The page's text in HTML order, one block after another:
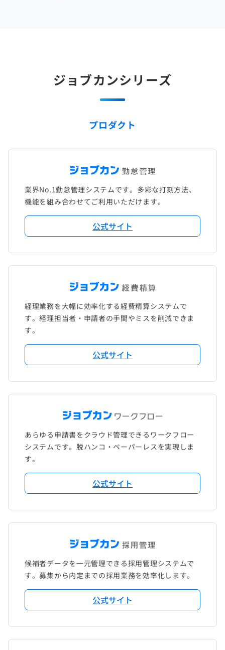
ジョブカンシリーズ
プロダクト
業界No.1勤怠管理システムです。多彩な打刻方法、
機能を組み合わせてご利用いただけます。
公式サイト
経理業務を大幅に効率化する経費精算システムで
す。経理担当者・申請者の手間やミスを削減できま
す。
公式サイト
あらゆる申請書をクラウド管理できるワークフロー
システムです。脱ハンコ・ペーパーレスを実現しま
す。
公式サイト
候補者データを一元管理できる採用管理システムで
す。募集から内定までの採用業務を効率化します。
公式サイト